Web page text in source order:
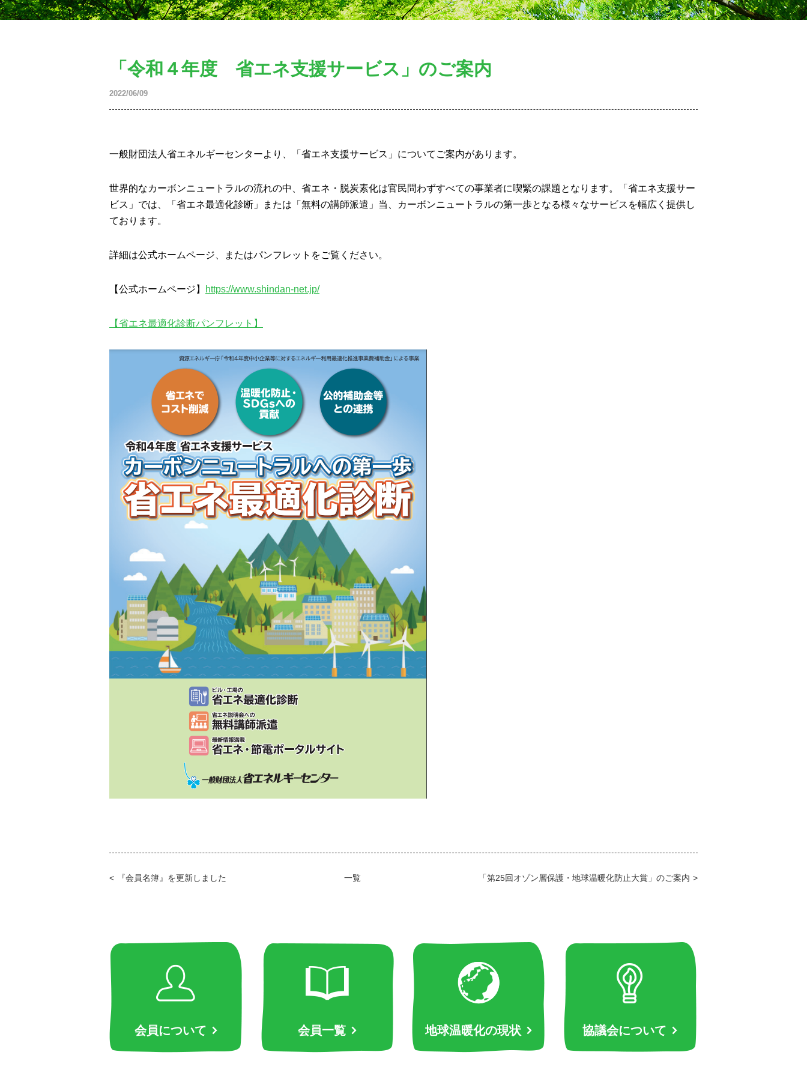
「令和４年度 省エネ支援サービス」のご案内
2022/06/09
一般財団法人省エネルギーセンターより、「省エネ支援サービス」についてご案内があります。
世界的なカーボンニュートラルの流れの中、省エネ・脱炭素化は官民問わずすべての事業者に喫緊の課題となります。「省エネ支援サー
ビス」では、「省エネ最適化診断」または「無料の講師派遣」当、カーボンニュートラルの第一歩となる様々なサービスを幅広く提供し
ております。
詳細は公式ホームページ、またはパンフレットをご覧ください。
【公式ホームページ】 https://www.shindan-net.jp/
【省エネ最適化診断パンフレット】
『会員名簿』を更新しました 一覧 「第25回オゾン層保護・地球温暖化防止大賞」のご案内
会員について 会員一覧 地球温暖化の現状 協議会について